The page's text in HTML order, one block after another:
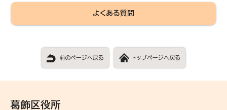
よくある質問
前のページへ戻る トップページへ戻る
葛飾区役所